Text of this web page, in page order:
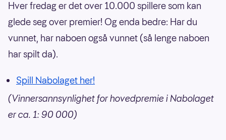
Hver fredag er det over 10.000 spillere som kan
glede seg over premier! Og enda bedre: Har du
vunnet, har naboen også vunnet (så lenge naboen
har spilt da).
Spill Nabolaget her!
(Vinnersannsynlighet for hovedpremie i Nabolaget
er ca. 1: 90 000)